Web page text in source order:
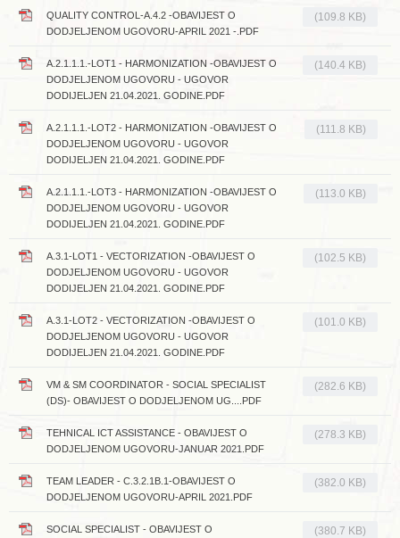
QUALITY CONTROL-A.4.2 -OBAVIJEST O
DODJELJENOM UGOVORU-APRIL 2021 -.PDF
(109.8 KB)
A.2.1.1.1.-LOT1 - HARMONIZATION -OBAVIJEST O
DODJELJENOM UGOVORU - UGOVOR
DODIJELJEN 21.04.2021. GODINE.PDF
(140.4 KB)
A.2.1.1.1.-LOT2 - HARMONIZATION -OBAVIJEST O
DODJELJENOM UGOVORU - UGOVOR
DODIJELJEN 21.04.2021. GODINE.PDF
(111.8 KB)
A.2.1.1.1.-LOT3 - HARMONIZATION -OBAVIJEST O
DODJELJENOM UGOVORU - UGOVOR
DODIJELJEN 21.04.2021. GODINE.PDF
(113.0 KB)
A.3.1-LOT1 - VECTORIZATION -OBAVIJEST O
DODJELJENOM UGOVORU - UGOVOR
DODIJELJEN 21.04.2021. GODINE.PDF
(102.5 KB)
A.3.1-LOT2 - VECTORIZATION -OBAVIJEST O
DODJELJENOM UGOVORU - UGOVOR
DODIJELJEN 21.04.2021. GODINE.PDF
(101.0 KB)
VM & SM COORDINATOR - SOCIAL SPECIALIST
(DS)- OBAVIJEST O DODJELJENOM UG....PDF
(282.6 KB)
TEHNICAL ICT ASSISTANCE - OBAVIJEST O
DODJELJENOM UGOVORU-JANUAR 2021.PDF
(278.3 KB)
TEAM LEADER - C.3.2.1B.1-OBAVIJEST O
DODJELJENOM UGOVORU-APRIL 2021.PDF
(382.0 KB)
SOCIAL SPECIALIST - OBAVIJEST O
(380.7 KB)